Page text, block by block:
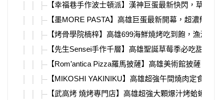
【幸福巷手作波士頓派】漢神巨蛋最新快閃，草莓
【墨MORE PASTA】高雄巨蛋最新開幕，超濃郁蝦
【烤骨學院楠梓】高雄699海鮮燒烤吃到飽，漁港直
【先生Sensei手作千層】高雄聖誕草莓季必吃甜點店
【Rom’antica Pizza羅馬披薩】高雄美術館披薩！菜
【MIKOSHI YAKINIKU】高雄超強午間燒肉定食！菜
【武高烤 燒烤專門店】高雄超強大顆爆汁烤蛤蜊，